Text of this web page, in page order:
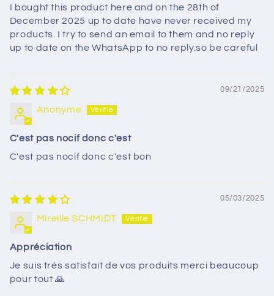
I bought this product here and on the 28th of
December 2025 up to date have never received my
products. I try to send an email to them and no reply
up to date on the WhatsApp to no reply.so be careful
09/21/2025
Anonyme
C'est pas nocif donc c'est
C'est pas nocif donc c'est bon
05/03/2025
Mireille SCHMIDT
Appréciation
Je suis très satisfait de vos produits merci beaucoup
pour tout 🙏